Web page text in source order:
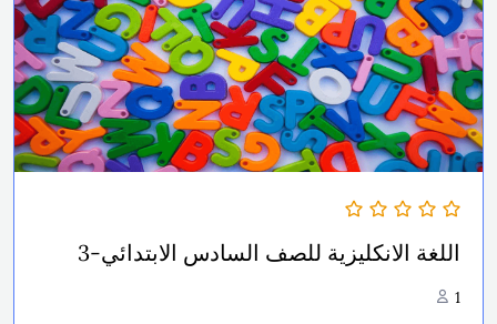
اللغة الانكليزية للصف السادس الابتدائي-3
1